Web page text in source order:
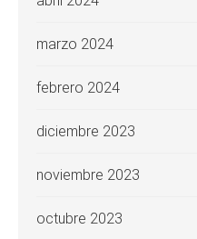
marzo 2024
febrero 2024
diciembre 2023
noviembre 2023
octubre 2023